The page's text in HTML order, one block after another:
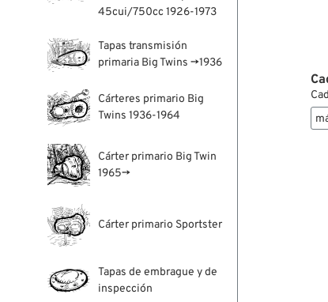
45cui/750cc 1926-1973
Tapas transmisión
primaria Big Twins →1936
Cárteres primario Big
Twins 1936-1964
Cárter primario Big Twin
1965→
Cárter primario Sportster
Tapas de embrague y de
inspección